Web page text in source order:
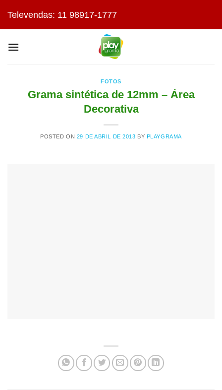
content
Televendas: 11 98917-1777
FOTOS
Grama sintética de 12mm – Área
Decorativa
POSTED ON 29 DE ABRIL DE 2013 BY PLAYGRAMA